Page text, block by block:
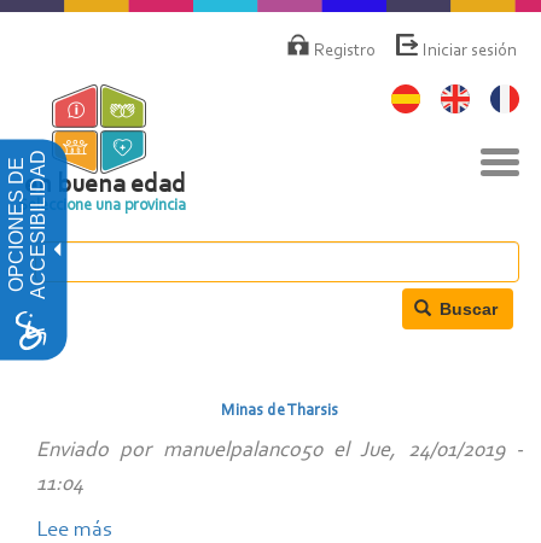
OPCIONES DEACCESIBILIDAD
Pasar
contenido
principal
deRegistro Iniciar sesión
en buena edad
Seleccione una provincia
Buscar
Minas de Tharsis
Enviado por manuelpalanco50elJue, 24/01/2019 -
11:04
Lee más